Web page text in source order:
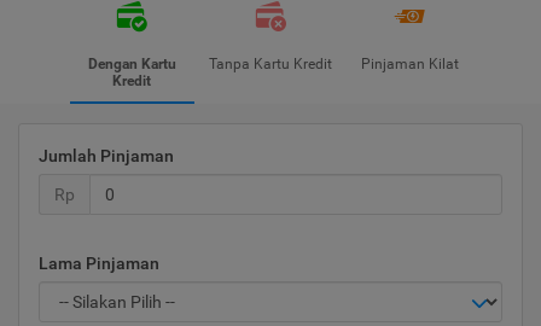
Dengan Kartu
Kredit
Tanpa Kartu Kredit Pinjaman Kilat
Jumlah Pinjaman
Rp
Lama Pinjaman